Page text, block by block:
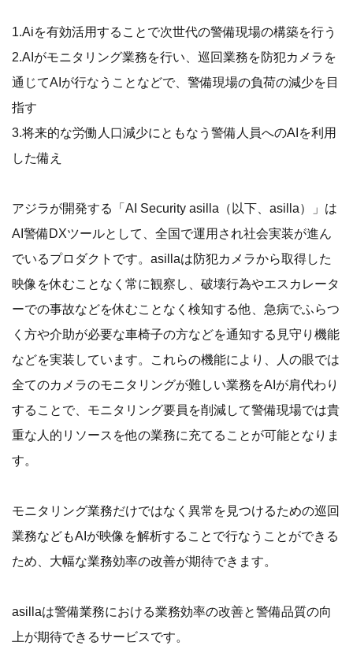
1.Aiを有効活用することで次世代の警備現場の構築を行う
2.AIがモニタリング業務を行い、巡回業務を防犯カメラを
通じてAIが行なうことなどで、警備現場の負荷の減少を目
指す
3.将来的な労働人口減少にともなう警備人員へのAIを利用
した備え
アジラが開発する「AI Security asilla（以下、asilla）」は
AI警備DXツールとして、全国で運用され社会実装が進ん
でいるプロダクトです。asillaは防犯カメラから取得した
映像を休むことなく常に観察し、破壊行為やエスカレータ
ーでの事故などを休むことなく検知する他、急病でふらつ
く方や介助が必要な車椅子の方などを通知する見守り機能
などを実装しています。これらの機能により、人の眼では
全てのカメラのモニタリングが難しい業務をAIが肩代わり
することで、モニタリング要員を削減して警備現場では貴
重な人的リソースを他の業務に充てることが可能となりま
す。
モニタリング業務だけではなく異常を見つけるための巡回
業務などもAIが映像を解析することで行なうことができる
ため、大幅な業務効率の改善が期待できます。
asillaは警備業務における業務効率の改善と警備品質の向
上が期待できるサービスです。